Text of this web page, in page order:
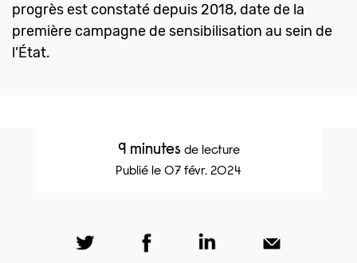
progrès est constaté depuis 2018, date de la
première campagne de sensibilisation au sein de
l’État.
9 minutes de lecture
Publié le 07 févr. 2024